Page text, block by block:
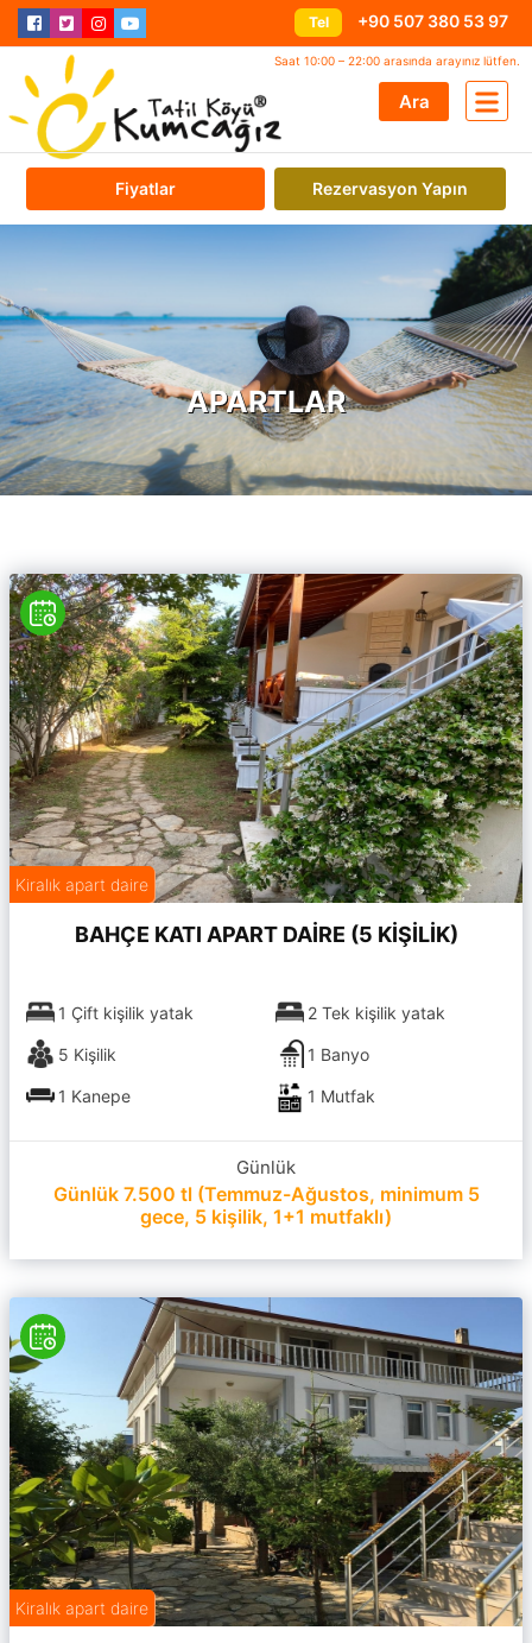
Saat 10:00 – 22:00 arasında arayınız lütfen.
Ara
Tel +90 507 380 53 97
Fiyatlar Rezervasyon Yapın
APARTLAR
Kiralık apart daire
BAHÇE KATI APART DAİRE (5 KİŞİLİK)
1 Çift kişilik yatak 2 Tek kişilik yatak
5 Kişilik 1 Banyo
1 Kanepe 1 Mutfak
Günlük
Günlük 7.500 tl (Temmuz-Ağustos, minimum 5
gece, 5 kişilik, 1+1 mutfaklı)
Kiralık apart daire